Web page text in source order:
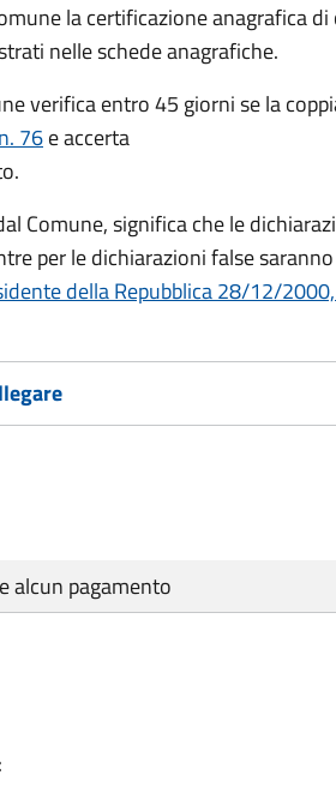
la certificazione anagrafica
nelle schede anagrafiche.
verifica entro 45 giorni se la
76e accerta
Comune, significa che le
per le dichiarazioni false
della Repubblica 28/12/
alcun pagamento